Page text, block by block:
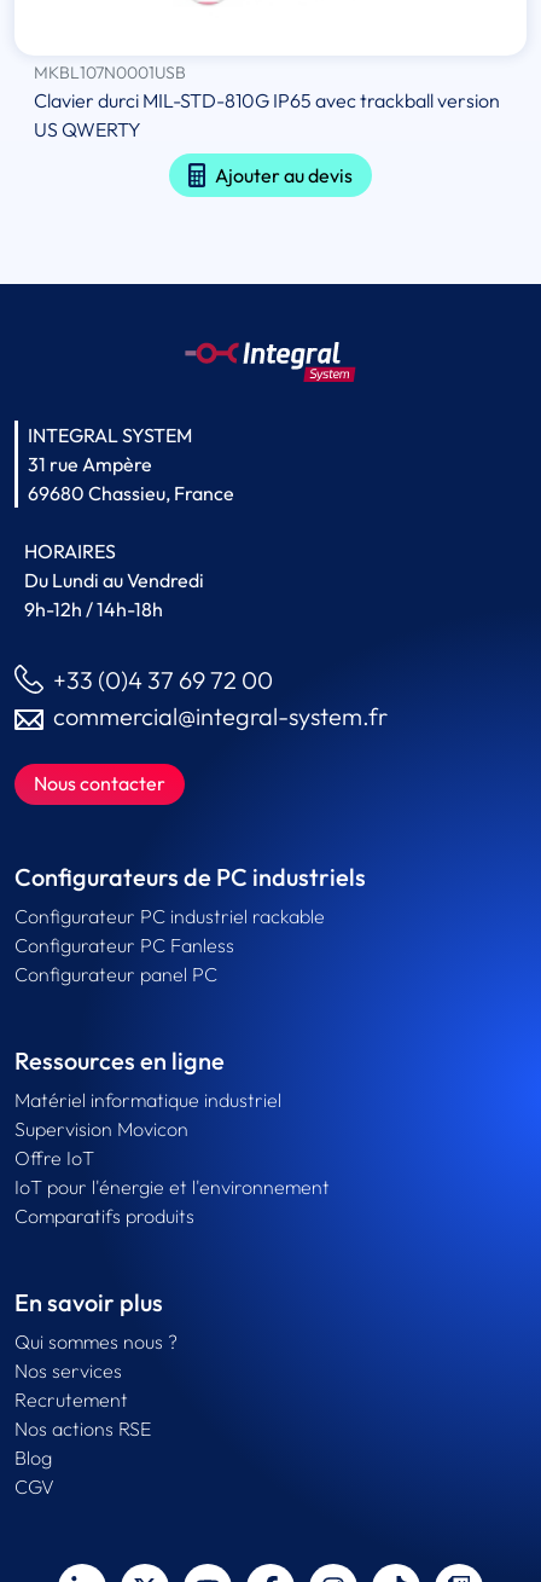
MKBL107N0001USB
Clavier durci MIL-STD-810G IP65 avec trackball version
US QWERTY
Ajouter au devis
INTEGRAL SYSTEM
31 rue Ampère
69680 Chassieu, France
HORAIRES
Du Lundi au Vendredi
9h-12h / 14h-18h
+33 (0)4 37 69 72 00
commercial@integral-system.fr
Nous contacter
Configurateurs de PC industriels
Configurateur PC industriel rackable
Configurateur PC Fanless
Configurateur panel PC
Ressources en ligne
Matériel informatique industriel
Supervision Movicon
Offre IoT
IoT pour l'énergie et l'environnement
Comparatifs produits
En savoir plus
Qui sommes nous ?
Nos services
Recrutement
Nos actions RSE
Blog
CGV